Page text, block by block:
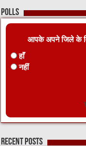
Polls
आपके अपने जिले के
हाँ
नहीं
Recent Posts